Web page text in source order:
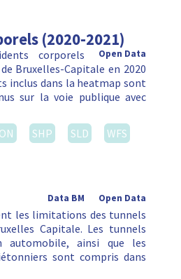
(2020-2021)
Open Data
corporels
Bruxelles-Capitale en 2020
inclus dans la heatmap sont
sur la voie publique avec
SHP SLD
WFS
Open Data
Data BM
les limitations des tunnels
Capitale. Les tunnels
automobile, ainsi que les
sont compris dans